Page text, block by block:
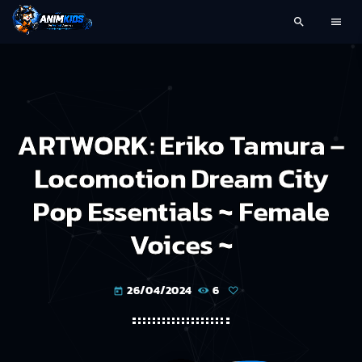
search menu
ARTWORK: Eriko Tamura –
Locomotion Dream City
Pop Essentials ~ Female
Voices ~
today 26/04/2024 6